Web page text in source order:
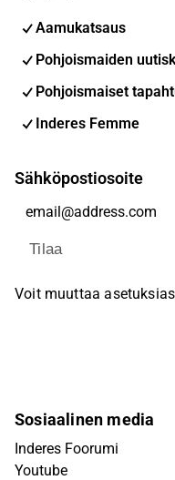
Aamukatsaus
Pohjoismaiden
Pohjoismaiset
Inderes Femme
Sähköpostiosoite
Tilaa
Voit muuttaa
Sosiaalinen media
Inderes Foorumi
Youtube